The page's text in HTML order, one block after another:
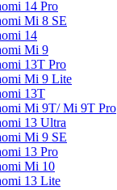
14 Pro
Mi 8 SE
14
Mi 9
13T Pro
Mi 9 Lite
13T
Mi 9T/ Mi 9T Pro
13 Ultra
Mi 9 SE
13 Pro
Mi 10
13 Lite